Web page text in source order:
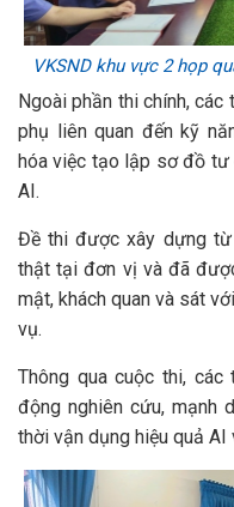
VKSND khu vực 2 họp
Ngoài phần thi chính,
phụ liên quan đến kỹ
hóa việc tạo lập sơ đồ tư
AI.
Đề thi được xây dựng
thật tại đơn vị và đã
mật, khách quan và sát
vụ.
Thông qua cuộc thi,
động nghiên cứu, mạnh
thời vận dụng hiệu quả